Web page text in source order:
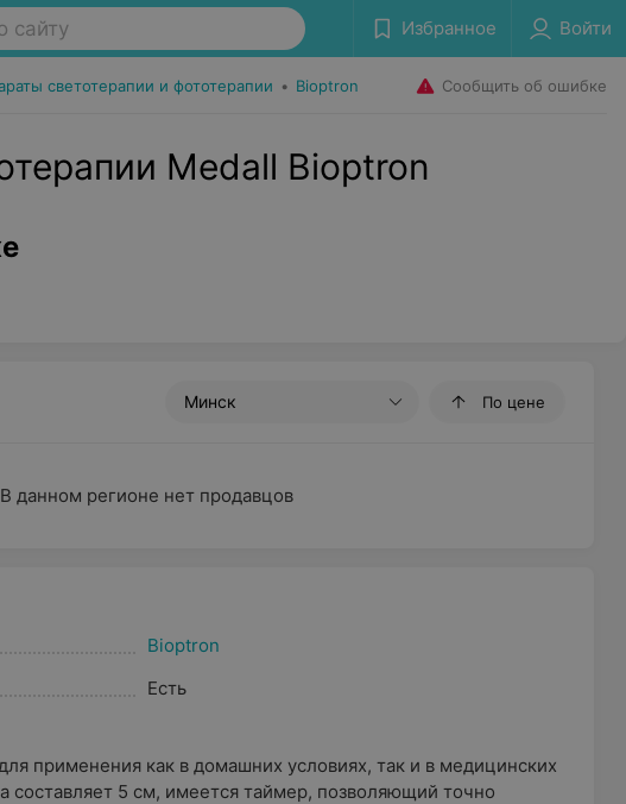
сайту Избранное Войти
светотерапии и фототерапии • Bioptron Сообщить об ошибке
Medall Bioptron
Минск По цене
В данном регионе нет продавцов
Bioptron
Есть
применения как в домашних условиях, так и в медицинских
составляет 5 см, имеется таймер, позволяющий точно